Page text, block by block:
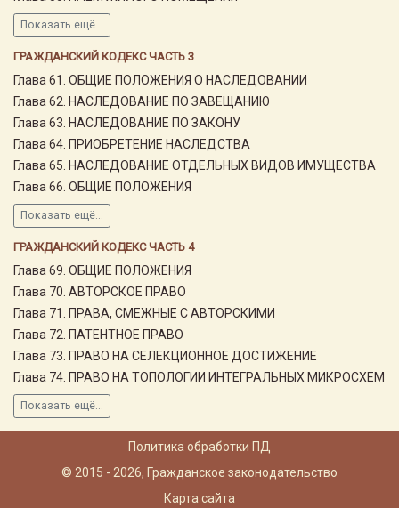
Показать ещё...
ГРАЖДАНСКИЙ КОДЕКС ЧАСТЬ 3
Глава 61. ОБЩИЕ ПОЛОЖЕНИЯ О НАСЛЕДОВАНИИ
Глава 62. НАСЛЕДОВАНИЕ ПО ЗАВЕЩАНИЮ
Глава 63. НАСЛЕДОВАНИЕ ПО ЗАКОНУ
Глава 64. ПРИОБРЕТЕНИЕ НАСЛЕДСТВА
Глава 65. НАСЛЕДОВАНИЕ ОТДЕЛЬНЫХ ВИДОВ ИМУЩЕСТВА
Глава 66. ОБЩИЕ ПОЛОЖЕНИЯ
Показать ещё...
ГРАЖДАНСКИЙ КОДЕКС ЧАСТЬ 4
Глава 69. ОБЩИЕ ПОЛОЖЕНИЯ
Глава 70. АВТОРСКОЕ ПРАВО
Глава 71. ПРАВА, СМЕЖНЫЕ С АВТОРСКИМИ
Глава 72. ПАТЕНТНОЕ ПРАВО
Глава 73. ПРАВО НА СЕЛЕКЦИОННОЕ ДОСТИЖЕНИЕ
Глава 74. ПРАВО НА ТОПОЛОГИИ ИНТЕГРАЛЬНЫХ МИКРОСХЕМ
Показать ещё...
Политика обработки ПД
© 2015 - 2026, Гражданское законодательство
Карта сайта